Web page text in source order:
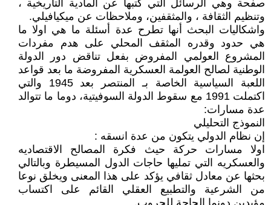
صفحة وهي الرسائل التي كتبها عن المادية التاريخية ،
وتنظيم الثقافة ، والمثقفين، وملاحظات عن ميكيافيلي.
واشكاليات البحث أنها تطرح عدة أسئلة ما هي اولا ما
هي حدود وقدره المثقف المحلي على هدم مفردات
المشروع العولمي المفروض بفعل تناقض دور الدولة
الوطنية لصالح العولمة العسكرية المفروضة ما بعد قواعد
اللعبة السياسية الخاصة بـ المنتصر بعد 1945 والتي
اكتملت 1991 مع سقوط الدولة السوفيتية، دوما ما تتوالد
عدة مسارات:
النموذج التحليلي
إن نظام الدولي يتكون من عدة انسقه :
اولا مسارات حركة حيث فكرة المصالح الاقتصاديه
والعسكريه التي تمليها حاجات الدول المسيطرة وبالتالي
بحثها عن معادل ثقافي يؤكد على هذا المعنى ويخلق نوعا
من الشرعية والتطبيع العقلي القائم على اكتساب